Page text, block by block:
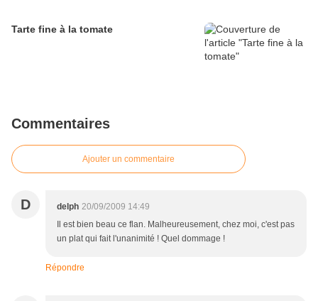
Tarte fine à la tomate
Commentaires
Ajouter un commentaire
D delph 20/09/2009 14:49
Il est bien beau ce flan. Malheureusement, chez moi, c'est pas
un plat qui fait l'unanimité ! Quel dommage !
Répondre